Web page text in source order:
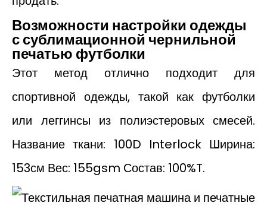
Возможности настройки одежды
с сублимационной чернильной
печатью футболки
Этот метод отлично подходит для
спортивной одежды, такой как футболки
или леггинсы из полиэстеровых смесей.
Название ткани: 100D Interlock Ширина:
153см Вес: 155gsm Состав: 100%T.